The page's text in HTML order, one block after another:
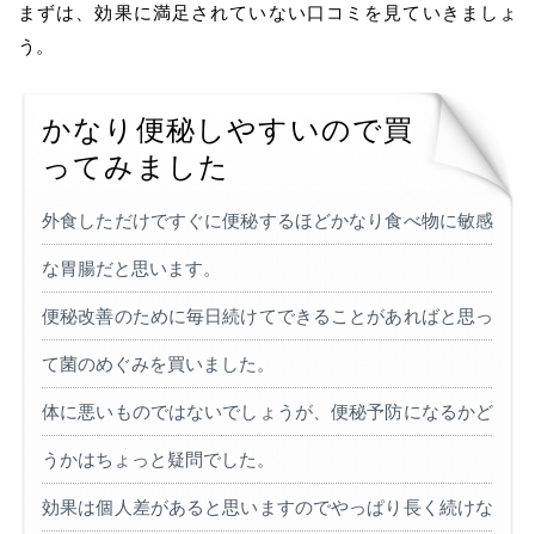
まずは、効果に満足されていない口コミを見ていきましょ
う。
かなり便秘しやすいので買
ってみました
外食しただけですぐに便秘するほどかなり食べ物に敏感
な胃腸だと思います。
便秘改善のために毎日続けてできることがあればと思っ
て菌のめぐみを買いました。
体に悪いものではないでしょうが、便秘予防になるかど
うかはちょっと疑問でした。
効果は個人差があると思いますのでやっぱり長く続けな